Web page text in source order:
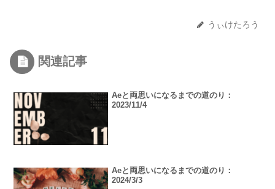
うぃけたろう
関連記事
Aeと両思いになるまでの道のり：
2023/11/4
Aeと両思いになるまでの道のり：
2024/3/3